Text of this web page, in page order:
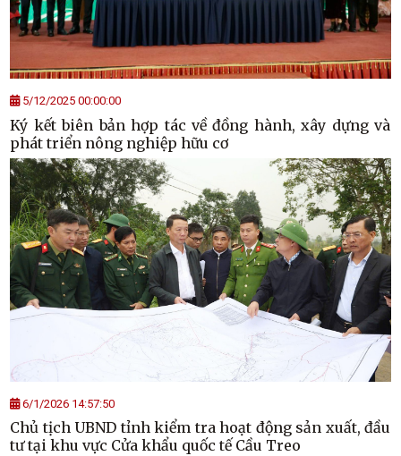
5/12/2025 00:00:00
Ký kết biên bản hợp tác về đồng hành, xây dựng và
phát triển nông nghiệp hữu cơ
6/1/2026 14:57:50
Chủ tịch UBND tỉnh kiểm tra hoạt động sản xuất, đầu
tư tại khu vực Cửa khẩu quốc tế Cầu Treo